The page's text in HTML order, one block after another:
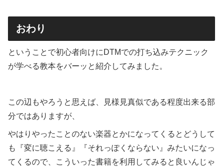
おわり
ということで初心者向けにDTMでの打ち込みテクニック
が学べる教本をバーッと紹介してみました。
この辺もやろうと思えば、見様見真似である程度出来る部
分ではありますが、
やはりやったことのない楽器とかになってくるとどうして
も『変に聴こえる』『それっぽくならない』みたいになっ
てくるので、こういった書籍を利用してみると良いんじゃ